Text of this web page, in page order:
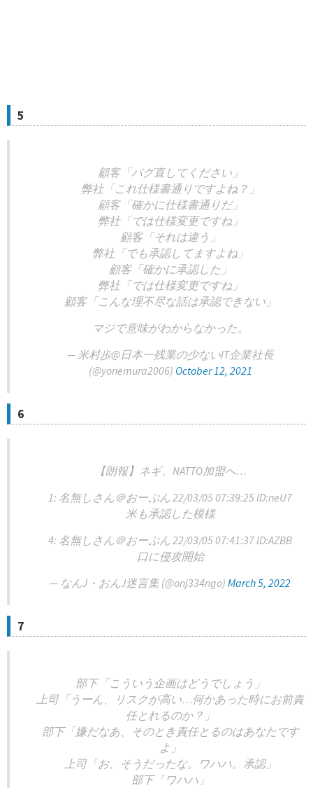
5
顧客「バグ直してください」
弊社「これ仕様書通りですよね？」
顧客「確かに仕様書通りだ」
弊社「では仕様変更ですね」
顧客「それは違う」
弊社「でも承認してますよね」
顧客「確かに承認した」
弊社「では仕様変更ですね」
顧客「こんな理不尽な話は承認できない」
マジで意味がわからなかった。
— 米村歩@日本一残業の少ないIT企業社長
(@yonemura2006) October 12, 2021
6
【朗報】ネギ、NATTO加盟へ…
1: 名無しさん＠おーぷん 22/03/05 07:39:25 ID:neU7
米も承認した模様
4: 名無しさん＠おーぷん 22/03/05 07:41:37 ID:AZBB
口に侵攻開始
— なんJ・おんJ迷言集 (@onj334ngo) March 5, 2022
7
部下「こういう企画はどうでしょう」
上司「うーん、リスクが高い…何かあった時にお前責
任とれるのか？」
部下「嫌だなあ、そのとき責任とるのはあなたです
よ」
上司「お、そうだったな。ワハハ。承認」
部下「ワハハ」